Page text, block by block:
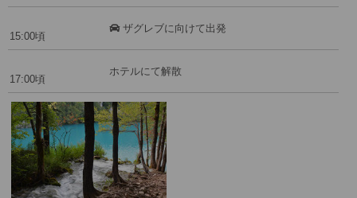
15:00頃
ザグレブに向けて出発
17:00頃
ホテルにて解散